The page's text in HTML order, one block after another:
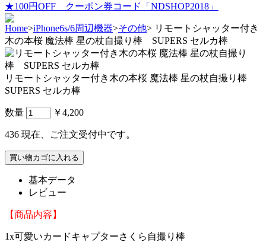
★100円OFF クーポン券コード「NDSHOP2018」
Home>iPhone6s/6周辺機器>その他> リモートシャッター付き
木の本桜 魔法棒 星の杖自撮り棒 SUPERS セルカ棒
リモートシャッター付き木の本桜 魔法棒 星の杖自撮り棒
SUPERS セルカ棒
数量 ￥4,200
436 現在、ご注文受付中です。
基本データ
レビュー
【商品内容】
1x可愛いカードキャプターさくら自撮り棒